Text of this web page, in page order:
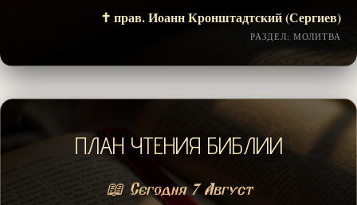
✝️ прав. Иоанн Кронштадтский (Сергиев)
РАЗДЕЛ: МОЛИТВА
ПЛАН ЧТЕНИЯ БИБЛИИ
📖 Сегодня 7 Август